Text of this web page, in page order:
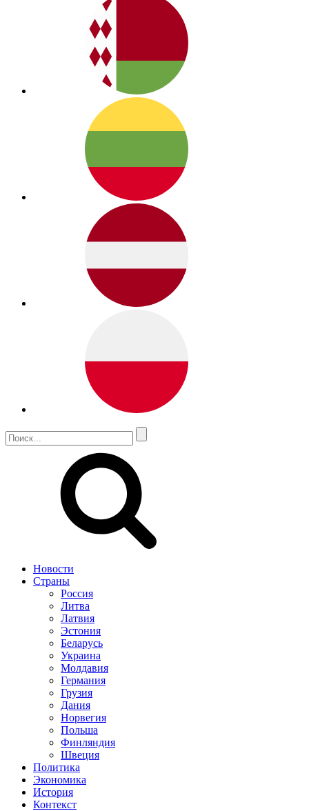
Новости
Страны
Россия
Литва
Латвия
Эстония
Беларусь
Украина
Молдавия
Германия
Грузия
Дания
Норвегия
Польша
Финляндия
Швеция
Политика
Экономика
История
Контекст